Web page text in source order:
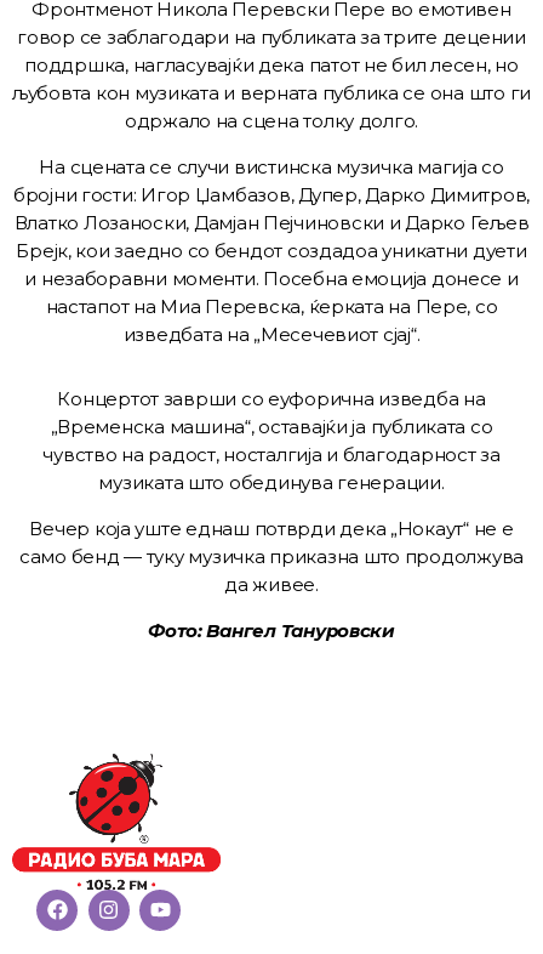
Фронтменот Никола Перевски Пере во емотивен
говор се заблагодари на публиката за трите децении
поддршка, нагласувајќи дека патот не бил лесен, но
љубовта кон музиката и верната публика се она што ги
одржало на сцена толку долго.
На сцената се случи вистинска музичка магија со
бројни гости: Игор Џамбазов, Дупер, Дарко Димитров,
Влатко Лозаноски, Дамјан Пејчиновски и Дарко Гељев
Брејк, кои заедно со бендот создадоа уникатни дуети
и незаборавни моменти. Посебна емоција донесе и
настапот на Миа Перевска, ќерката на Пере, со
изведбата на „Месечевиот сјај“.
Концертот заврши со еуфорична изведба на
„Временска машина“, оставајќи ја публиката со
чувство на радост, носталгија и благодарност за
музиката што обединува генерации.
Вечер која уште еднаш потврди дека „Нокаут“ не е
само бенд — туку музичка приказна што продолжува
да живее.
Фото: Вангел Тануровски